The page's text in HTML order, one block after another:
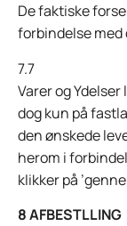
De faktiske
forbindelse
7.7
Varer og
dog kun på
den ønskede
herom i
klikker på
8 AFBESTLLING